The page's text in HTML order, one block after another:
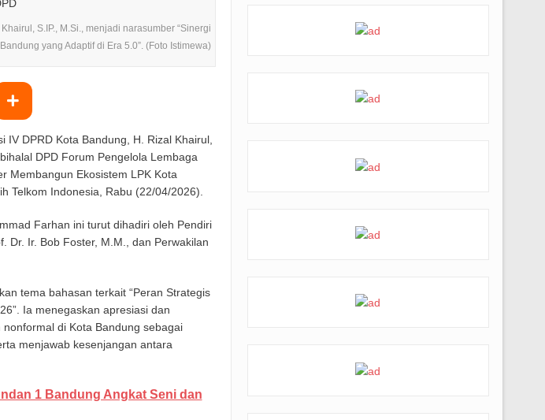
S.IP., M.Si., menjadi narasumber “Sinergi
yang Adaptif di Era 5.0”. (Foto Istimewa)
IV DPRD Kota Bandung, H. Rizal Khairul,
DPD Forum Pengelola Lembaga
Membangun Ekosistem LPK Kota
Telkom Indonesia, Rabu (22/04/2026).
Farhan ini turut dihadiri oleh Pendiri
Dr. Ir. Bob Foster, M.M., dan Perwakilan
tema bahasan terkait “Peran Strategis
Ia menegaskan apresiasi dan
di Kota Bandung sebagai
menjawab kesenjangan antara
1 Bandung Angkat Seni dan